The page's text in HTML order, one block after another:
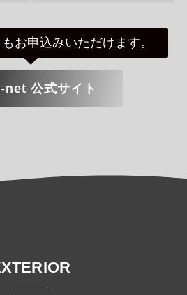
お申込みいただけます。
net 公式サイト